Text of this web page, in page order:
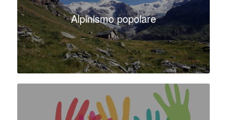
Alpinismo popolare